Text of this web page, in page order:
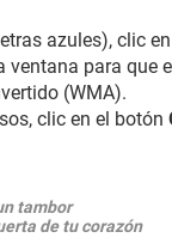
azules), clic
ventana para que
(WMA).
clic en el botón
tambor
de tu corazón